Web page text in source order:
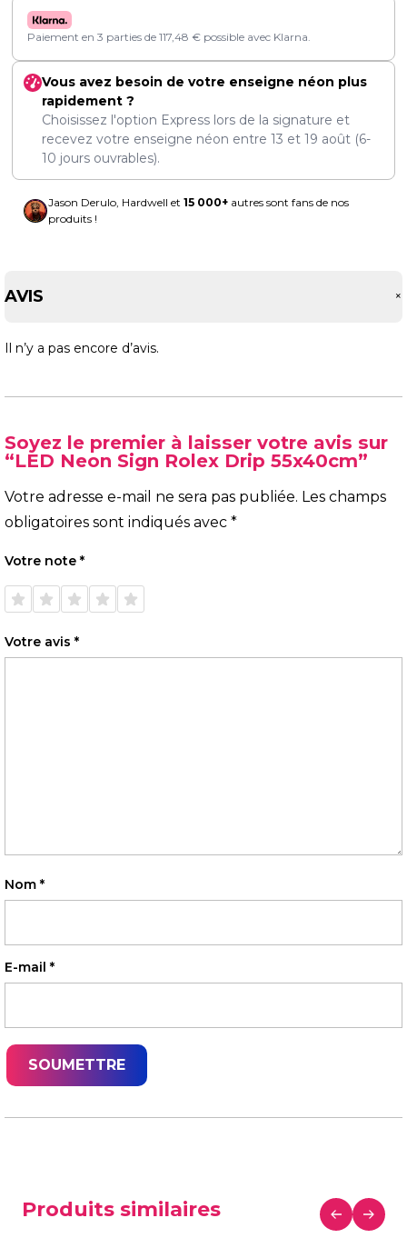
Paiement en 3 parties de 117,48 € possible avec Klarna.
Vous avez besoin de votre enseigne néon plus
rapidement ?
Choisissez l'option Express lors de la signature et
recevez votre enseigne néon entre 13 et 19 août (6-
10 jours ouvrables).
Jason Derulo, Hardwell et 15 000+ autres sont fans de nos
produits !
AVIS +
Il n’y a pas encore d’avis.
Soyez le premier à laisser votre avis sur
“LED Neon Sign Rolex Drip 55x40cm”
Votre adresse e-mail ne sera pas publiée. Les champs
obligatoires sont indiqués avec *
Votre note *
1 étoile
sur 5
2 étoiles
sur 5
3 étoiles
sur 5
4 étoiles
sur 5
5 étoiles
sur 5
Votre avis *
Nom *
E-mail *
Produits similaires